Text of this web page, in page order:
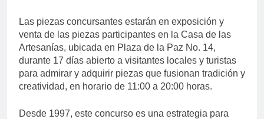
Las piezas concursantes estarán en exposición y
venta de las piezas participantes en la Casa de las
Artesanías, ubicada en Plaza de la Paz No. 14,
durante 17 días abierto a visitantes locales y turistas
para admirar y adquirir piezas que fusionan tradición y
creatividad, en horario de 11:00 a 20:00 horas.
Desde 1997, este concurso es una estrategia para